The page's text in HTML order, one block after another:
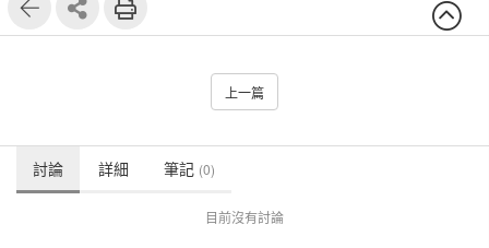
上一篇
討論 詳細 筆記 (0)
目前沒有討論